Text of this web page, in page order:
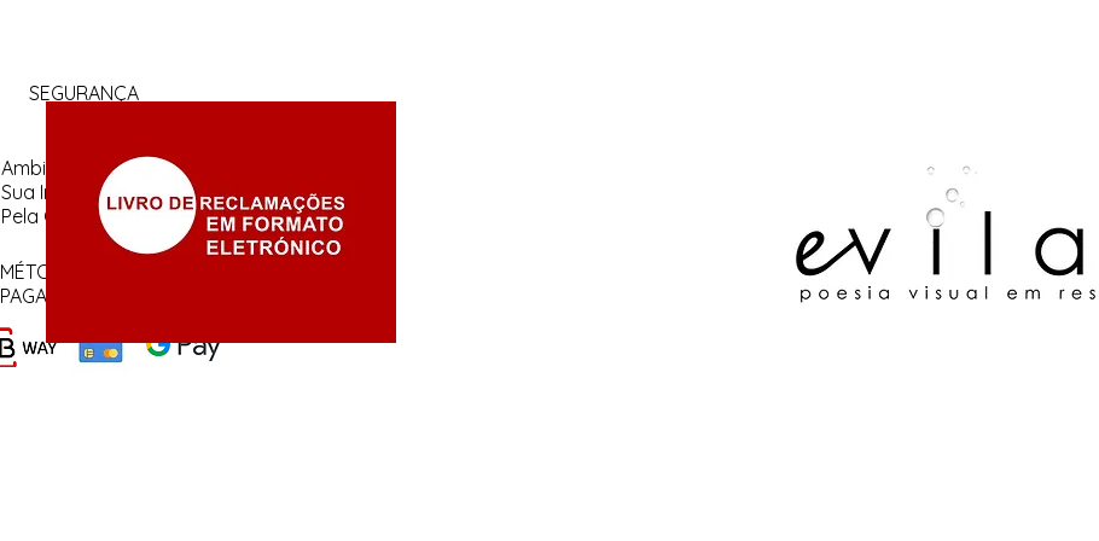
SEGURANÇA
Ambiente 100% Seguro.
Sua Informação é Protegida
Pela Criptografia SSL 256-Bit.
MÉTODOS DE
PAGAMENTOS ACEITES